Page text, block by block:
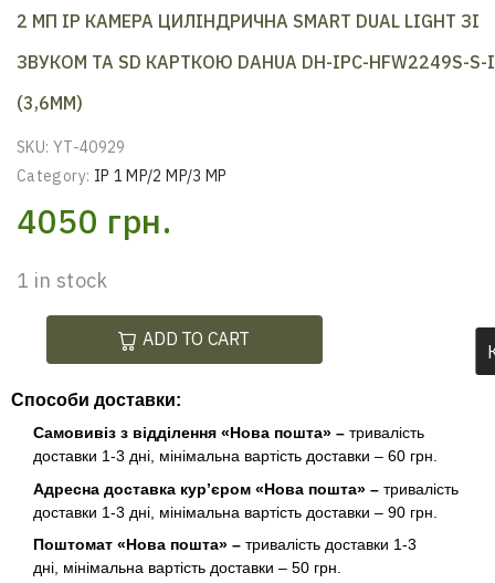
2 MП IP КАМЕРА ЦИЛІНДРИЧНА SMART DUAL LIGHT ЗІ
ЗВУКОМ ТА SD КАРТКОЮ DAHUA DH-IPC-HFW2249S-S-
(3,6ММ)
SKU: YT-40929
Category: IP 1 MP/2 MP/3 MP
4050 грн.
1 in stock
ADD TO CART
Способи доставки:
Самовивіз з відділення «Нова пошта» – тривалість
доставки 1-3 дні, мінімальна вартість доставки – 60 грн.
Адресна доставка кур’єром «Нова пошта» – тривалість
доставки 1-3 дні, мінімальна вартість доставки – 90 грн.
Поштомат «Нова пошта» – тривалість доставки 1-3
дні, мінімальна вартість доставки – 50 грн.